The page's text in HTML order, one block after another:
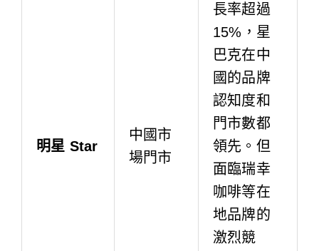
明星 Star
中國市
場門市
長率超過
15%，星
巴克在中
國的品牌
認知度和
門市數都
領先。但
面臨瑞幸
咖啡等在
地品牌的
激烈競